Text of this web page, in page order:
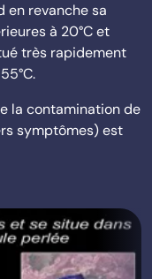
en revanche sa
à 20°C et
très rapidement
la contamination de
symptômes) est